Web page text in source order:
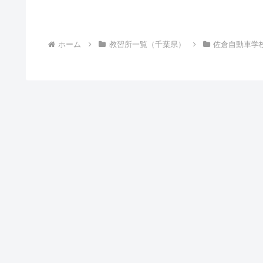
ホーム 教習所一覧（千葉県） 佐倉自動車学